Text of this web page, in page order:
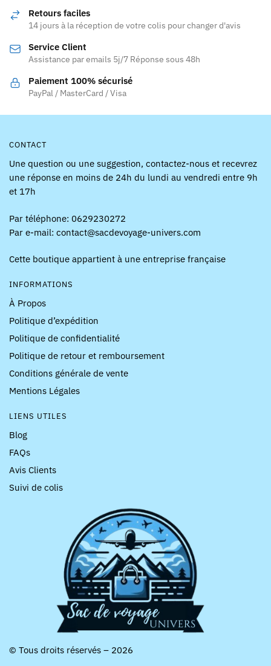
peuvent
être
sur
la
page
du
être
sur
Retours faciles
14 jours à la réception de votre colis pour changer d'avis
Service Client
Assistance par emails 5j/7 Réponse sous 48h
Paiement 100% sécurisé
PayPal / MasterCard / Visa
CONTACT
Une question ou une suggestion, contactez-nous et recevrez
une réponse en moins de 24h du lundi au vendredi entre 9h
et 17h
Par téléphone: 0629230272
Par e-mail: contact@sacdevoyage-univers.com
Cette boutique appartient à une entreprise française
INFORMATIONS
À Propos
Politique d’expédition
Politique de confidentialité
Politique de retour et remboursement
Conditions générale de vente
Mentions Légales
LIENS UTILES
Blog
FAQs
Avis Clients
Suivi de colis
© Tous droits réservés – 2026